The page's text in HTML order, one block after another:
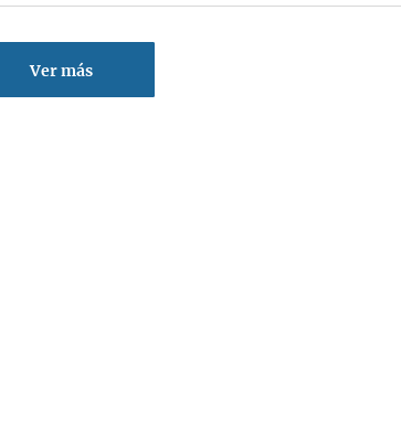
Ver más